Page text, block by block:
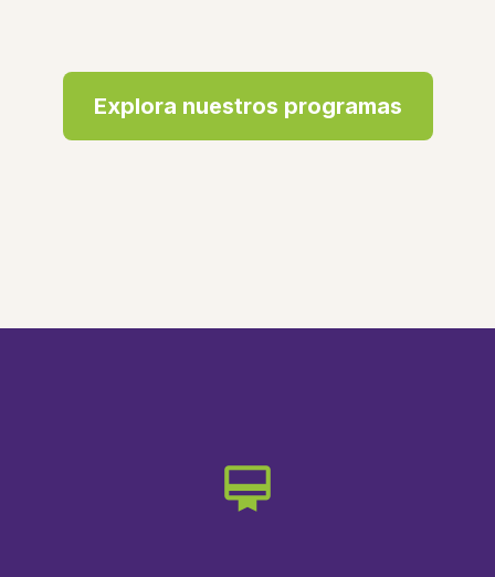
Explora nuestros programas
card_membership